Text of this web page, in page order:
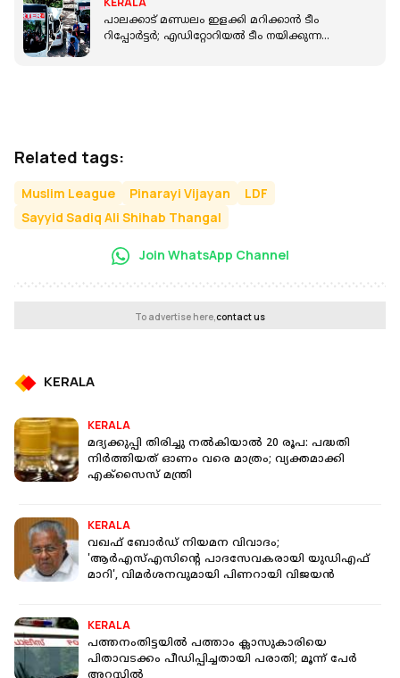
പാലക്കാട് മണ്ഡലം ഇളക്കി മറിക്കാൻ ടീം
റിപ്പോർട്ടർ; എഡിറ്റോറിയൽ ടീം നയിക്കുന്ന
Related tags:
Muslim League Pinarayi Vijayan
LDF
Sayyid Sadiq Ali Shihab Thangal
Join WhatsApp Channel
To advertise here,contact us
KERALA
KERALA
മദ്യക്കുപ്പി തിരിച്ചു നല്‍കിയാല്‍ 20 രൂപ: പദ്ധതി
നിര്‍ത്തിയത് ഓണം വരെ മാത്രം; വ്യക്തമാക്കി
എക്സൈസ് മന്ത്രി
KERALA
വഖഫ് ബോര്‍ഡ് നിയമന വിവാദം;
'ആര്‍എസ്എസിന്റെ പാദസേവകരായി യുഡിഎഫ്
മാറി', വിമര്‍ശനവുമായി പിണറായി വിജയന്‍
KERALA
പത്തനംതിട്ടയില്‍ പത്താം ക്ലാസുകാരിയെ
പിതാവടക്കം പീഡിപ്പിച്ചതായി പരാതി; മൂന്ന് പേർ